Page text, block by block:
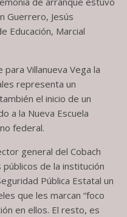
Guerrero, Jesús
Educación, Marcial
Villanueva Vega la
representa un
el inicio de un
a la Nueva Escuela
federal.
general del Cobach
de la institución
Pública Estatal un
que les marcan “foco
en ellos. El resto, es